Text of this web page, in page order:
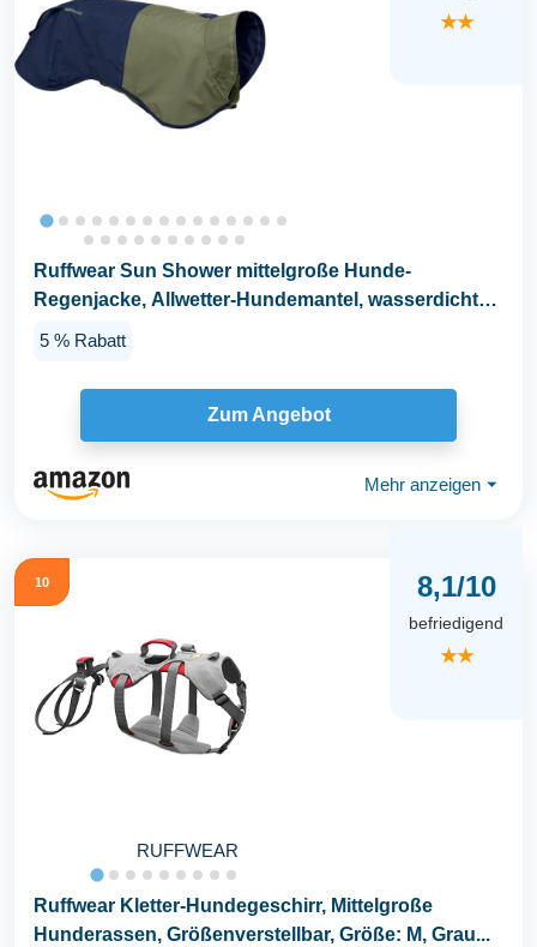
★★
Ruffwear Sun Shower mittelgroße Hunde-
Regenjacke, Allwetter-Hundemantel, wasserdichte
5 % Rabatt
Zum Angebot
Mehr anzeigen ⏷
10
RUFFWEAR
8,1/10
befriedigend
★★
Ruffwear Kletter-Hundegeschirr, Mittelgroße
Hunderassen, Größenverstellbar, Größe: M, Grau...